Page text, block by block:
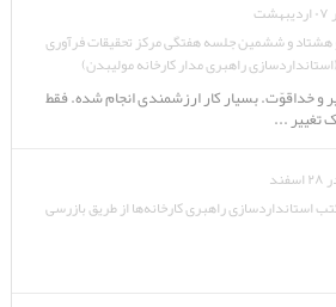
هشتاد و ششمین جلسه هفتگی مرکز تحقیقات فرآوری
راهبری مدار کارخانه مولیبدن)
و خداقوّت. بسیار کار ارزشمندی انجام شده. فقط
تغییر ...
استانداردسازی راهبری کارخانه‌ها از طریق بازرسی